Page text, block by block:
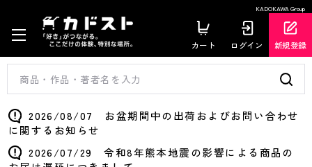
KADOKAWA Group
カート ログイン 新規登録
2026/08/07 お盆期間中の出荷およびお問い合わせ
に関するお知らせ
2026/07/29 令和8年熊本地震の影響による商品の